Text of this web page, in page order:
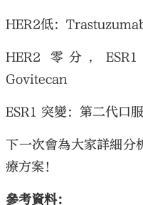
HER2低：
HER2 零分，
Govitecan
ESR1 突變：第二代口
下一次會為大家詳細分
療方案！
參考資料：